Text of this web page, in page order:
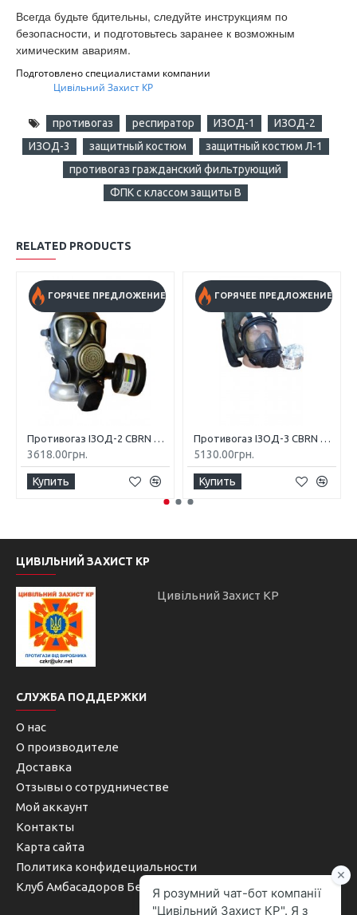
Всегда будьте бдительны, следуйте инструкциям по
безопасности, и подготовьтесь заранее к возможным
химическим авариям.
Подготовлено специалистами компании
Цивільний Захист КР
противогаз респиратор ИЗОД-1
ИЗОД-2
ИЗОД-3
защитный костюм
защитный костюм Л-1
противогаз гражданский фильтрующий
ФПК с классом защиты B
RELATED PRODUCTS
ГОРЯЧЕЕ ПРЕДЛОЖЕНИЕ
3618.00грн.
Купить
ГОРЯЧЕЕ ПРЕДЛОЖЕНИЕ
5130.00грн.
Купить
ЦИВІЛЬНИЙ ЗАХИСТ КР
Цивільний Захист КР
СЛУЖБА ПОДДЕРЖКИ
О нас
О производителе
Доставка
Отзывы о сотрудничестве
Мой аккаунт
Контакты
Карта сайта
Политика конфидециальности
Клуб Амбасадоров Безопасности